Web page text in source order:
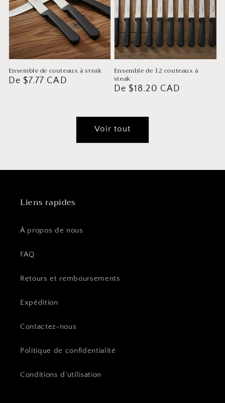
Ensemble de couteaux à steak
Prix
De $7.77 CAD
Ensemble de 12 couteaux à
steak
Prix
habituel
De $18.20 CAD
Voir tout
Liens rapides
À propos de nous
FAQ
Retours et remboursements
Expédition
Contactez-nous
Politique de confidentialité
Conditions d'utilisation